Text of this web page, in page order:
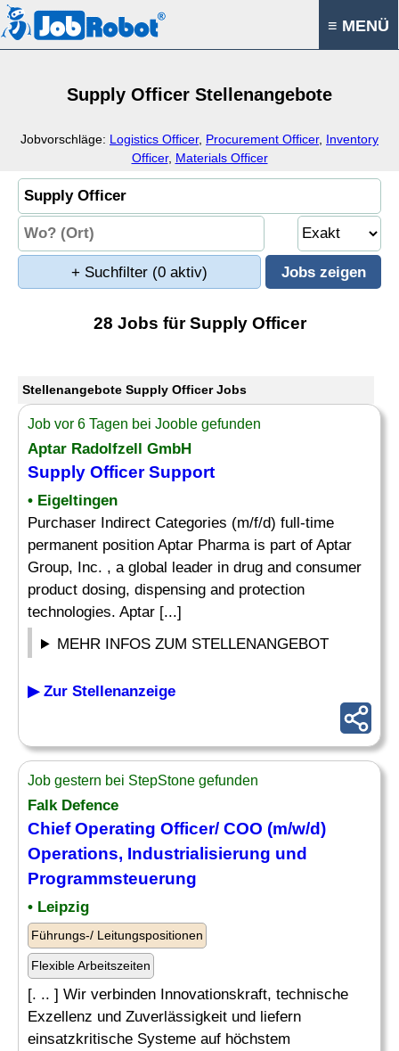
≡ MENÜ
Supply Officer Stellenangebote
Jobvorschläge: Logistics Officer, Procurement Officer, Inventory
Officer, Materials Officer
+ Suchfilter (0 aktiv)
28 Jobs für Supply Officer
Stellenangebote Supply Officer Jobs
Job vor 6 Tagen bei Jooble gefunden
Aptar Radolfzell GmbH
Supply OfficerSupport
• Eigeltingen
Purchaser Indirect Categories (m/f/d) full-time
permanent position Aptar Pharma is part of Aptar
Group, Inc. , a global leader in drug and consumer
product dosing, dispensing and protection
technologies. Aptar [...]
MEHR INFOS ZUM STELLENANGEBOT
▶ Zur Stellenanzeige
Job gestern bei StepStone gefunden
Falk Defence
Chief Operating Officer/ COO (m/w/d)
Operations, Industrialisierung und
Programmsteuerung
• Leipzig
Führungs-/ Leitungspositionen
Flexible Arbeitszeiten
[. .. ] Wir verbinden Innovationskraft, technische
Exzellenz und Zuverlässigkeit und liefern
einsatzkritische Systeme auf höchstem